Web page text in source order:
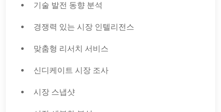
기술 발전 동향 분석
경쟁력 있는 시장 인텔리전스
맞춤형 리서치 서비스
신디케이트 시장 조사
시장 스냅샷